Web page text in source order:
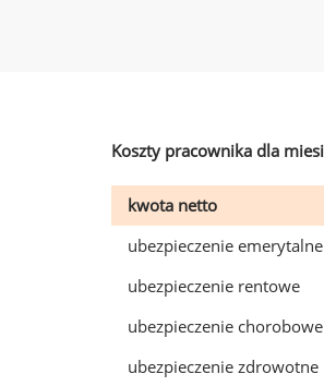
Koszty pracownika dla
kwota netto
ubezpieczenie emerytalne
ubezpieczenie rentowe
ubezpieczenie chorobowe
ubezpieczenie zdrowotne